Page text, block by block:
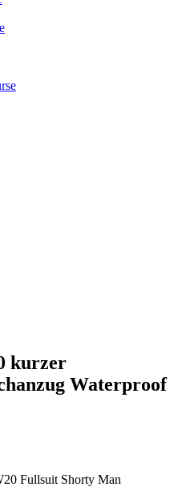
kurzer
Waterproof